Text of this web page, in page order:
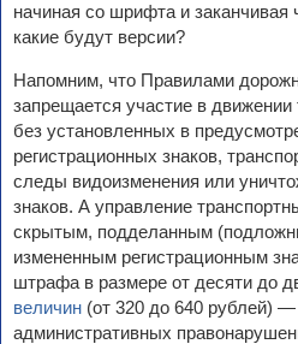
начиная со шрифта и
какие будут версии?
Напомним, что Правилами
запрещается участие в движении
без установленных в
регистрационных знаков,
следы видоизменения или
знаков. А управление
скрытым, подделанным
измененным регистрационным
штрафа в размере от десяти до
величин (от 320 до 640 рублей) —
административных